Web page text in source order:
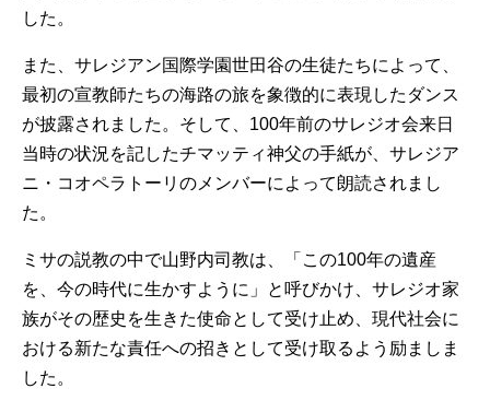
した。
また、サレジアン国際学園世田谷の生徒たちによって、
最初の宣教師たちの海路の旅を象徴的に表現したダンス
が披露されました。そして、100年前のサレジオ会来日
当時の状況を記したチマッティ神父の手紙が、サレジア
ニ・コオペラトーリのメンバーによって朗読されまし
た。
ミサの説教の中で山野内司教は、「この100年の遺産
を、今の時代に生かすように」と呼びかけ、サレジオ家
族がその歴史を生きた使命として受け止め、現代社会に
おける新たな責任への招きとして受け取るよう励ましま
した。